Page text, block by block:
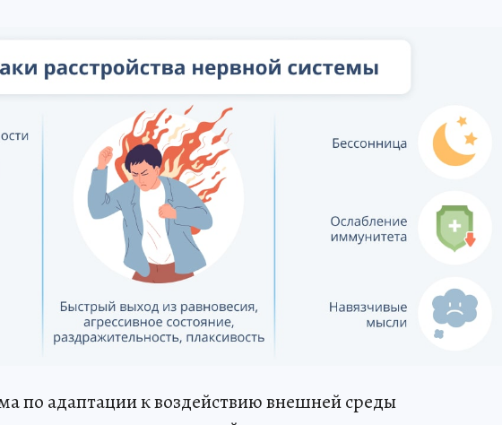
по адаптации к воздействию внешней среды